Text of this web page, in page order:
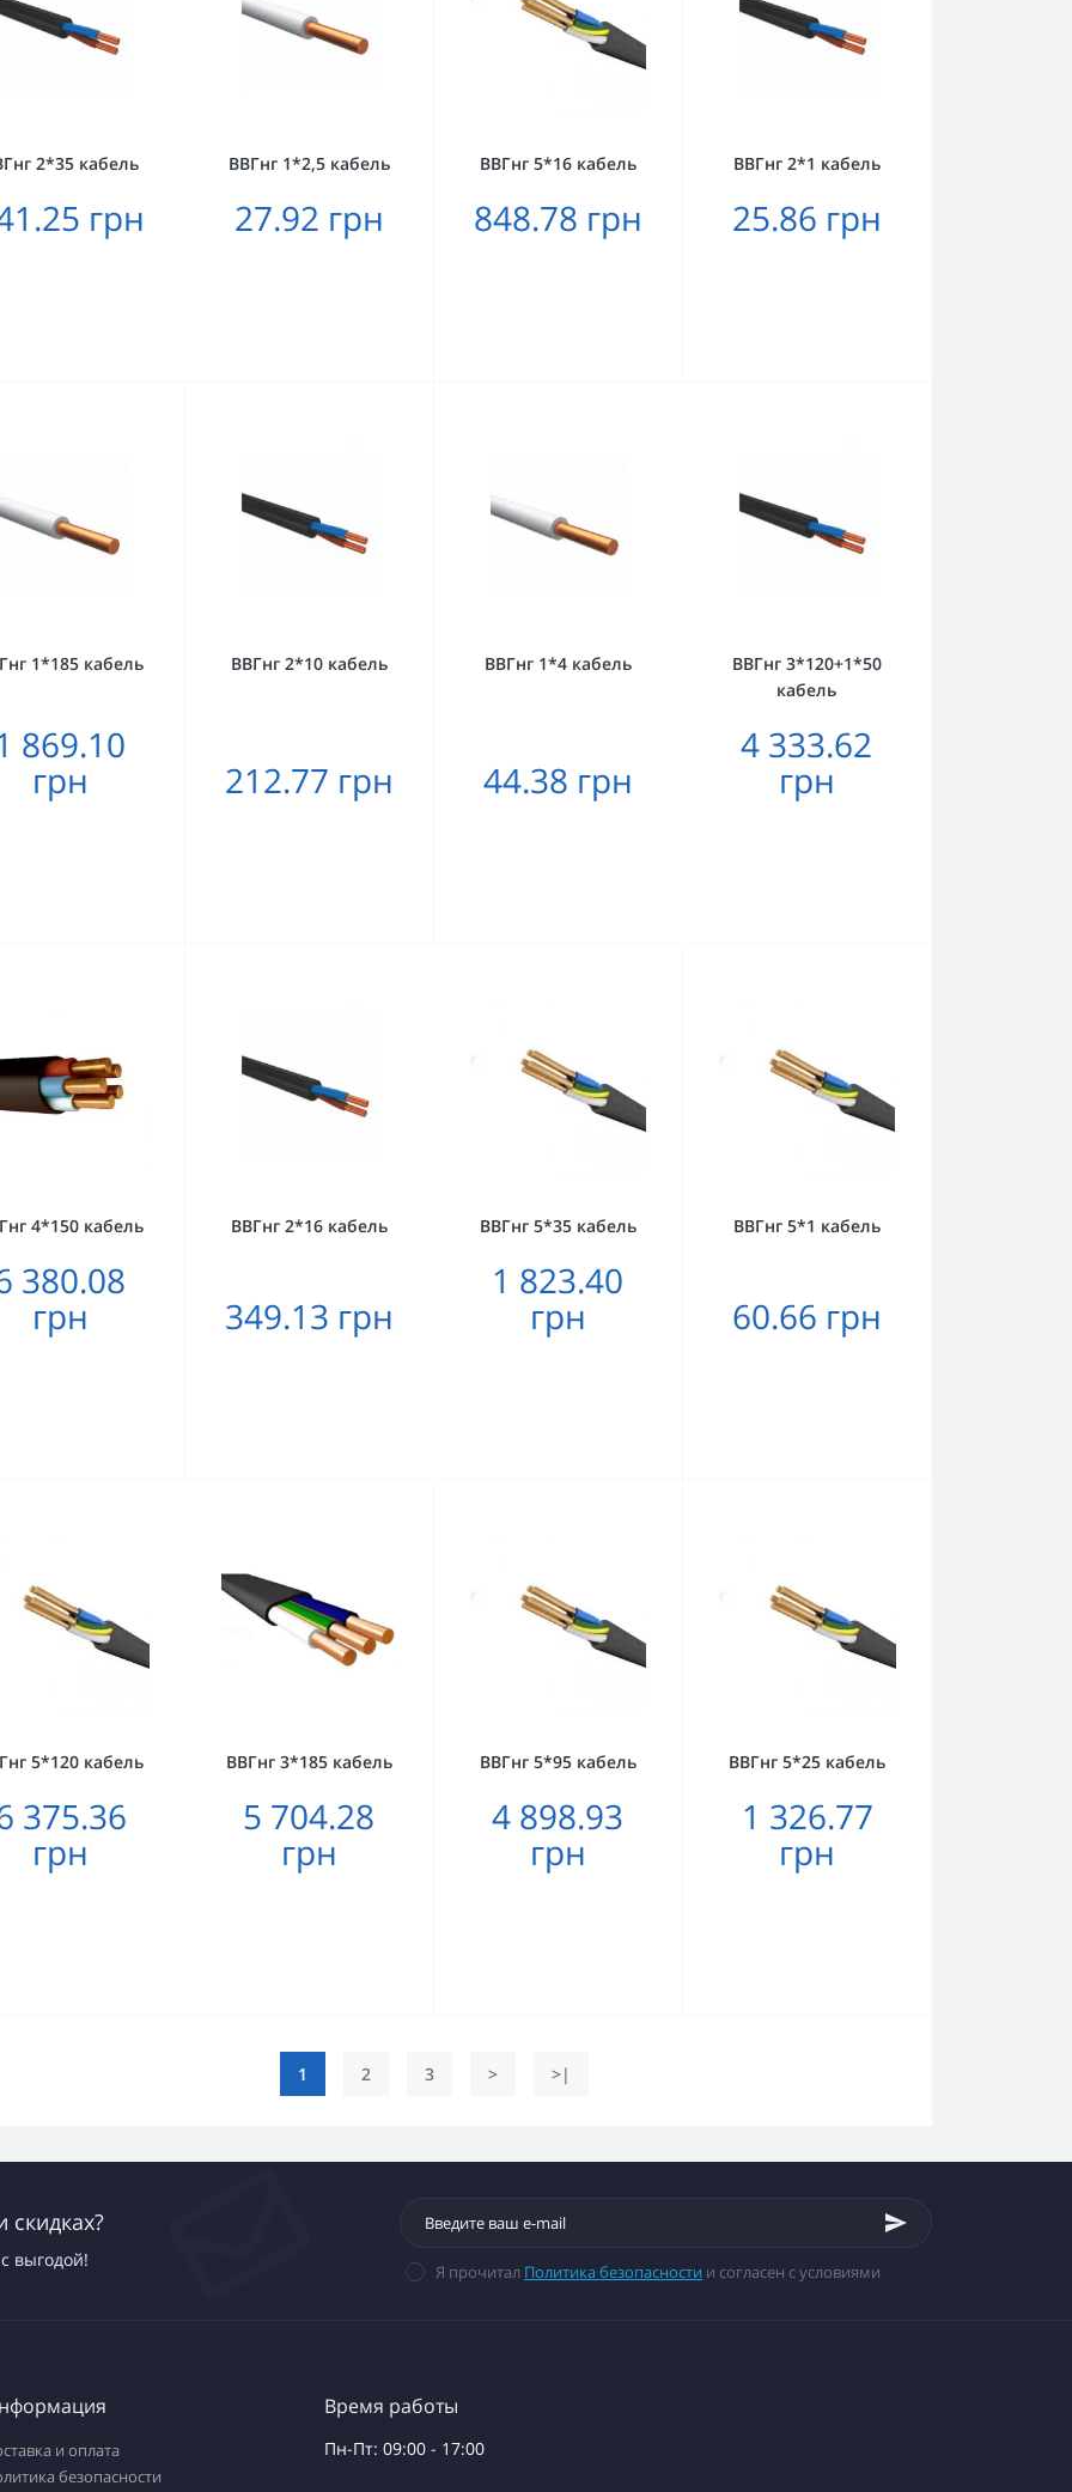
2*35 кабель
грн
ВВГнг 1*2,5 кабель
27.92 грн
ВВГнг 5*16 кабель
848.78 грн
ВВГнг 2*1 кабель
25.86 грн
1*185 кабель
869.10
грн
ВВГнг 2*10 кабель
212.77 грн
ВВГнг 1*4 кабель
44.38 грн
ВВГнг 3*120+1*50
кабель
4 333.62
грн
4*150 кабель
380.08
грн
ВВГнг 2*16 кабель
349.13 грн
ВВГнг 5*35 кабель
1 823.40
грн
ВВГнг 5*1 кабель
60.66 грн
5*120 кабель
375.36
грн
ВВГнг 3*185 кабель
5 704.28
грн
ВВГнг 5*95 кабель
4 898.93
грн
ВВГнг 5*25 кабель
1 326.77
грн
1 2 3 > >|
скидках?
выгодой!
Я прочитал Политика безопасности и согласен с условиями
и оплата
безопасности
Время работы
Пн-Пт: 09:00 - 17:00